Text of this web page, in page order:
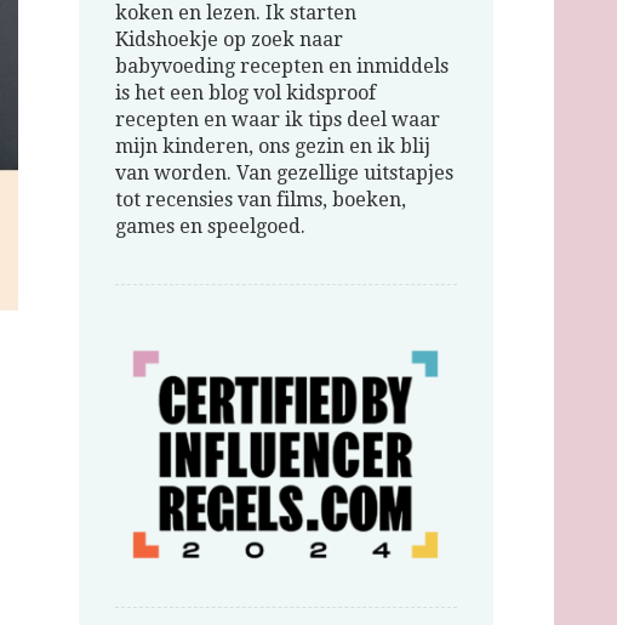
koken en lezen. Ik starten
Kidshoekje op zoek naar
babyvoeding recepten en inmiddels
is het een blog vol kidsproof
recepten en waar ik tips deel waar
mijn kinderen, ons gezin en ik blij
van worden. Van gezellige uitstapjes
tot recensies van films, boeken,
games en speelgoed.